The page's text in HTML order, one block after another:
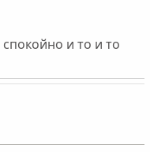
и то и то